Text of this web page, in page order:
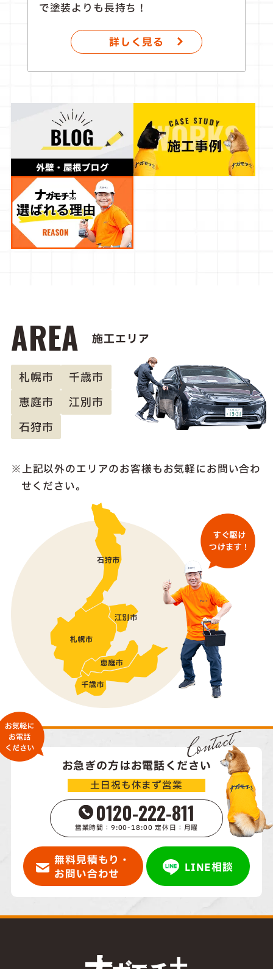
で塗装よりも長持ち！
詳しく見る
AREA 施工エリア
札幌市
千歳市
恵庭市
江別市
石狩市
上記以外のエリアのお客様もお気軽にお問い合わ
せください。
Contact
お急ぎの方はお電話ください
土日祝も休まず営業
0120-222-811
営業時間：9:00-18:00 定休日：月曜
無料見積もり・
お問い合わせ
LINE相談